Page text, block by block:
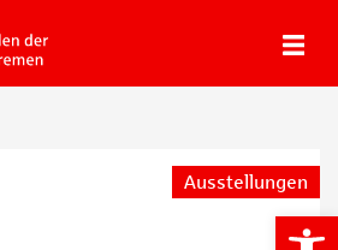
Ausstellungen